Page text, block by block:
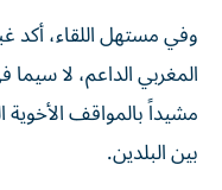
وفي مستهل اللقاء، أكد
المغربي الداعم، لا سيما
مشيداً بالمواقف
بين البلدين.